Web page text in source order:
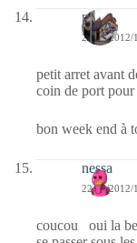
noelp
23/06/2012/
petit arret avant
coin de port pour
bon week end à
nessa
22/06/2012/
coucou oui la